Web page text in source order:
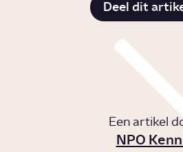
Deel dit
Een artikel
NPO